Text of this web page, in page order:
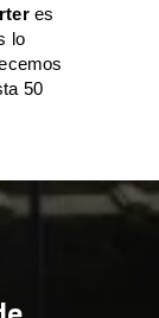
es
lo
50